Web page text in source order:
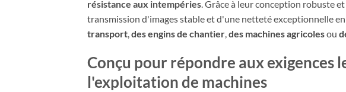
résistance aux intempéries . Grâce à leur conception robuste
transmission d'images stable et d'une netteté exceptionnelle
transport des engins de chantier des machines agricolesou
Conçu pour répondre aux exigences
l'exploitation de machines